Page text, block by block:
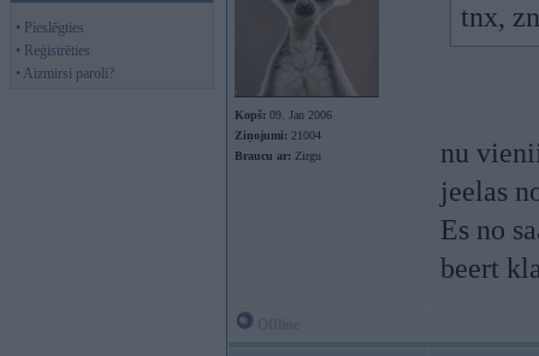
• Pieslēgties
• Reģistrēties
• Aizmirsi paroli?
Kopš: 09. Jan 2006
Ziņojumi: 21004
Braucu ar: Zirgu
tnx,
nu
jeelas
Es no
beert